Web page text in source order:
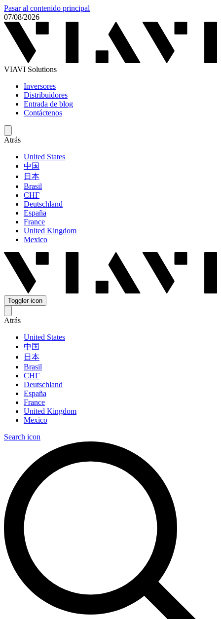
Pasar al contenido principal
07/08/2026
VIAVI Solutions
Inversores
Distribuidores
Entrada de blog
Contáctenos
Atrás
United States
中国
日本
Brasil
СНГ
Deutschland
España
France
United Kingdom
Mexico
Toggler icon
Atrás
United States
中国
日本
Brasil
СНГ
Deutschland
España
France
United Kingdom
Mexico
Search icon